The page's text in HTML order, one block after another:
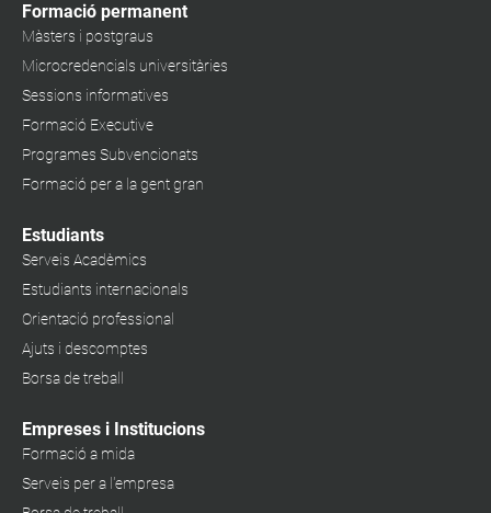
Formació permanent
Màsters i postgraus
Microcredencials universitàries
Sessions informatives
Formació Executive
Programes Subvencionats
Formació per a la gent gran
Estudiants
Serveis Acadèmics
Estudiants internacionals
Orientació professional
Ajuts i descomptes
Borsa de treball
Empreses i Institucions
Formació a mida
Serveis per a l'empresa